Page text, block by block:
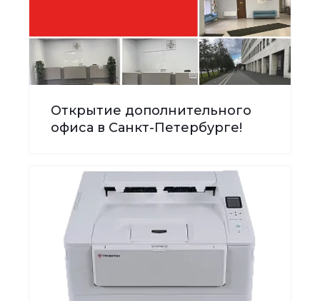
Открытие дополнительного
офиса в Санкт-Петербурге!